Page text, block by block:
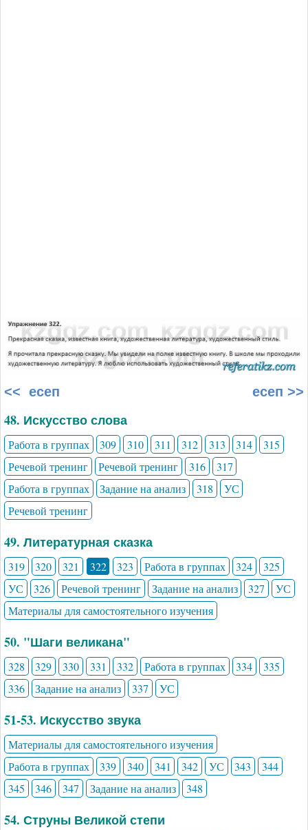
<< есеп есеп >>
48. Искусство слова
Работа в группах 309 310 311 312 313 314
315
Речевой тренинг
Речевой тренинг 316
317
Работа в группах
Задание на анализ 318
УС
Речевой тренинг
49. Литературная сказка
319 320 321 322 323 Работа в группах 324
325
УС
326 Речевой тренинг Задание на анализ 327
УС
Материалы для самостоятельного изучения
50. "Шаги великана"
328 329 330 331 332 Работа в группах 334
335
336
Задание на анализ 337 УС
51-53. Искусство звука
Материалы для самостоятельного изучения
Работа в группах
339 340 341 342 УС 343
344
345
346 347 Задание на анализ 348
54. Струны Великой степи